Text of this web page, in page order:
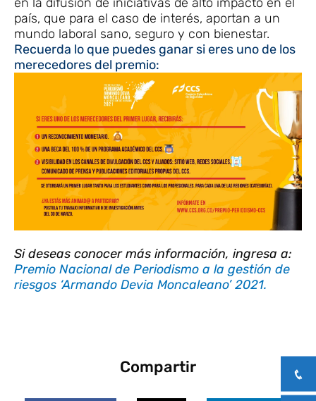
país, que para el caso de interés, aportan a un
mundo laboral sano, seguro y con bienestar.
Recuerda lo que puedes ganar si eres uno de los
merecedores del premio:
Si deseas conocer más información, ingresa a:
Premio Nacional de Periodismo a la gestión de
riesgos ‘Armando Devia Moncaleano’ 2021.
Compartir